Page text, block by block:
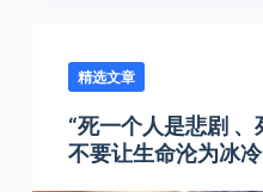
精选文章
“死一个人是悲剧 、
不要让生命沦为冰冷